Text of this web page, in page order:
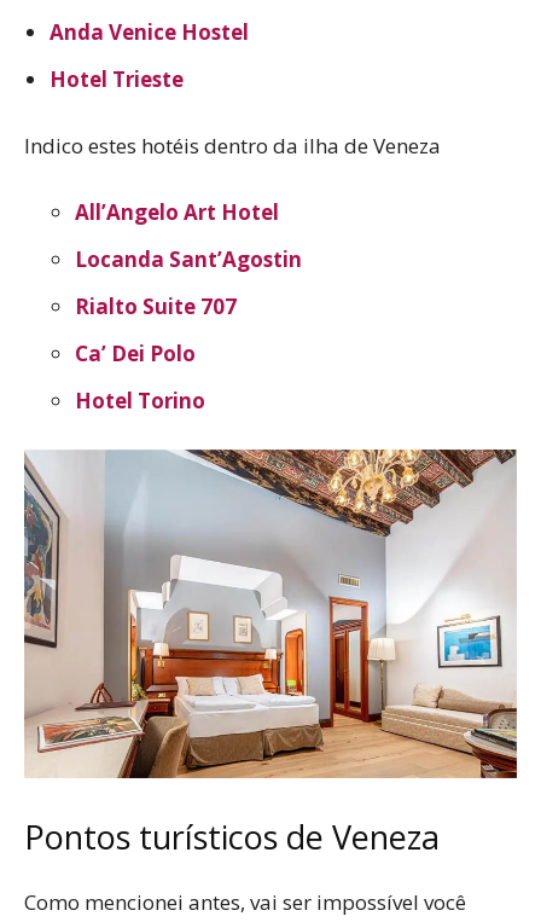
Anda Venice Hostel
Hotel Trieste
Indico estes hotéis dentro da ilha de Veneza
All’Angelo Art Hotel
Locanda Sant’Agostin
Rialto Suite 707
Ca’ Dei Polo
Hotel Torino
Pontos turísticos de Veneza
Como mencionei antes, vai ser impossível você